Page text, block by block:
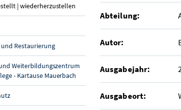
| wiederherzustellen (aktuelle Seite)
Restaurierung
Weiterbildungszentrum
- Kartause Mauerbach
Abteilung:
Autor:
Ausgabejahr:
Ausgabeort: